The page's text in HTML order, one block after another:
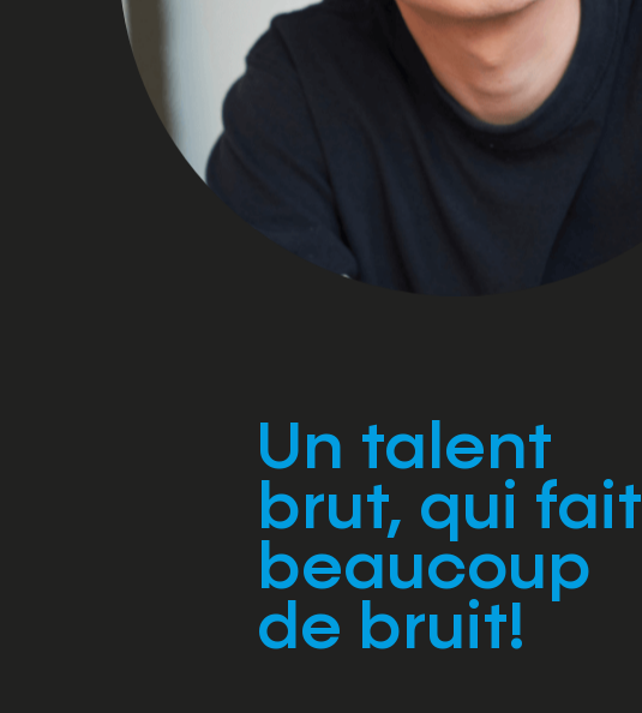
Un talent
brut, qui fait
beaucoup
de bruit!